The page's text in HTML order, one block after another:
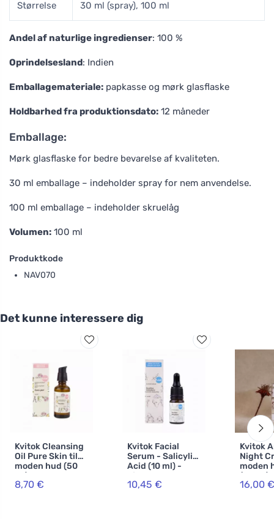
Størrelse 30 ml (spray), 100 ml
Andel af naturlige ingredienser: 100 %
Oprindelsesland: Indien
Emballagemateriale: papkasse og mørk glasflaske
Holdbarhed fra produktionsdato: 12 måneder
Emballage:
Mørk glasflaske for bedre bevarelse af kvaliteten.
30 ml emballage – indeholder spray for nem anvendelse.
100 ml emballage – indeholder skruelåg
Volumen: 100 ml
Produktkode
NAV070
Det kunne interessere dig
Kvitok Cleansing
Oil Pure Skin til
moden hud (50
ml) - udtørrer
ikke, giver
8,70 €
Kvitok Facial
Serum - Salicylic
Acid (10 ml) -
hjælper
problematisk hud
10,45 €
Kvitok
Night
moden
(30 ml)
hudens
16,00 €